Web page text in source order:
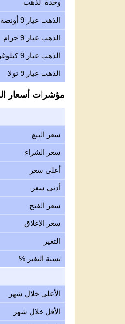
وحدة الذهب
الذهب عيار 9 أونصة
الذهب عيار 9 جرام
الذهب عيار 9 كيلوغرام
الذهب عيار 9 تولا
مؤشرات أسعار
سعر البيع
سعر الشراء
أعلى سعر
أدنى سعر
سعر الفتح
سعر الإغلاق
التغير
نسبة التغير %
الأعلى خلال شهر
الأقل خلال شهر